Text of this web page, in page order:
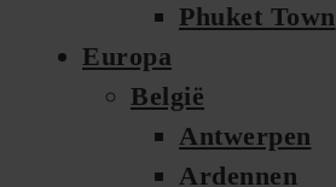
Phuket Town
Europa
België
Antwerpen
Ardennen